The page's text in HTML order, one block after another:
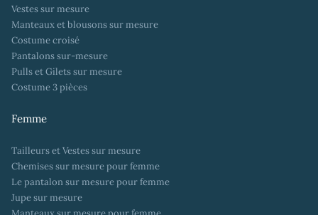
Vestes sur mesure
Manteaux et blousons sur mesure
Costume croisé
Pantalons sur-mesure
Pulls et Gilets sur mesure
Costume 3 pièces
Femme
Tailleurs et Vestes sur mesure
Chemises sur mesure pour femme
Le pantalon sur mesure pour femme
Jupe sur mesure